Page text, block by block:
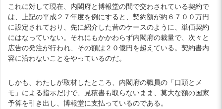
これに対して現在、内閣府と博報堂の間で交わされている契約で
は、上記の平成２７年度を例にすると、契約額が約６７００万円
に設定されており、先に紹介した昔のケースのように、単価契約
にはなっていない。それにもかかわらず内閣府の裁量で、次々と
広告の発注が行われ、その額は２０億円を超えている。契約書内
容に沿わないことをやっているのだ。
しかも、わたしが取材したところ、内閣府の職員の「口頭とメ
モ」による指示だけで、見積書も取らないまま、莫大な額の国家
予算を引き出し、博報堂に支払っているのである。